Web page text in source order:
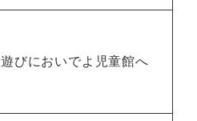
遊びにおいでよ児童館へ